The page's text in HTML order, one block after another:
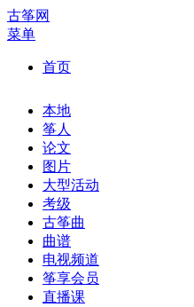
古筝网
菜单
首页
本地
筝人
论文
图片
大型活动
考级
古筝曲
曲谱
电视频道
筝享会员
直播课